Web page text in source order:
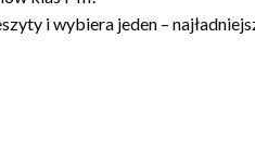
i wybiera jeden –